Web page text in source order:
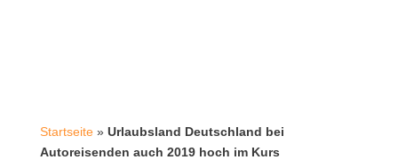
Startseite» Urlaubsland Deutschland bei
Autoreisenden auch 2019 hoch im Kurs